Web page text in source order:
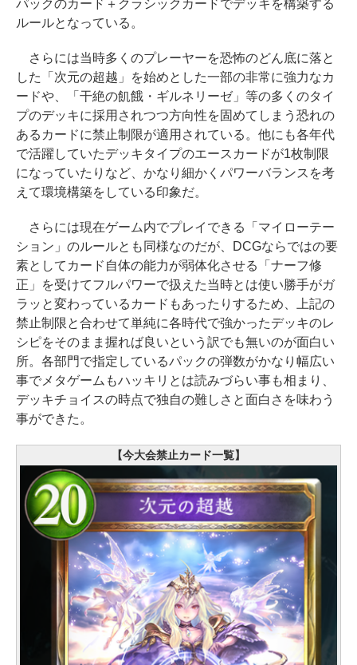
パックのカード＋クラシックカードでデッキを構築する
ルールとなっている。
さらには当時多くのプレーヤーを恐怖のどん底に落と
した「次元の超越」を始めとした一部の非常に強力なカ
ードや、「干絶の飢餓・ギルネリーゼ」等の多くのタイ
プのデッキに採用されつつ方向性を固めてしまう恐れの
あるカードに禁止制限が適用されている。他にも各年代
で活躍していたデッキタイプのエースカードが1枚制限
になっていたりなど、かなり細かくパワーバランスを考
えて環境構築をしている印象だ。
さらには現在ゲーム内でプレイできる「マイローテー
ション」のルールとも同様なのだが、DCGならではの要
素としてカード自体の能力が弱体化させる「ナーフ修
正」を受けてフルパワーで扱えた当時とは使い勝手がガ
ラッと変わっているカードもあったりするため、上記の
禁止制限と合わせて単純に各時代で強かったデッキのレ
シピをそのまま握れば良いという訳でも無いのが面白い
所。各部門で指定しているパックの弾数がかなり幅広い
事でメタゲームもハッキリとは読みづらい事も相まり、
デッキチョイスの時点で独自の難しさと面白さを味わう
事ができた。
【今大会禁止カード一覧】